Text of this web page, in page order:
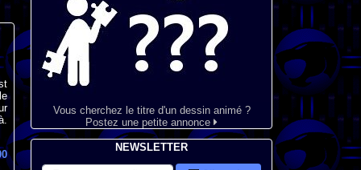
Vous cherchez le titre d'un dessin animé ?
Postez une petite annonce
NEWSLETTER